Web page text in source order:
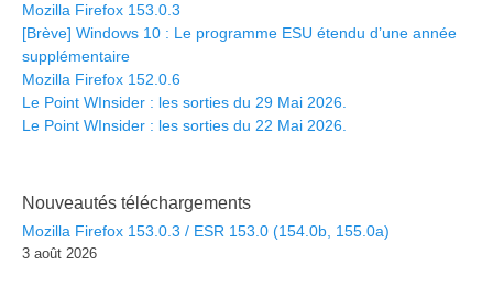
Mozilla Firefox 153.0.3
[Brève] Windows 10 : Le programme ESU étendu d’une année
supplémentaire
Mozilla Firefox 152.0.6
Le Point WInsider : les sorties du 29 Mai 2026.
Le Point WInsider : les sorties du 22 Mai 2026.
Nouveautés téléchargements
Mozilla Firefox 153.0.3 / ESR 153.0 (154.0b, 155.0a)
3 août 2026